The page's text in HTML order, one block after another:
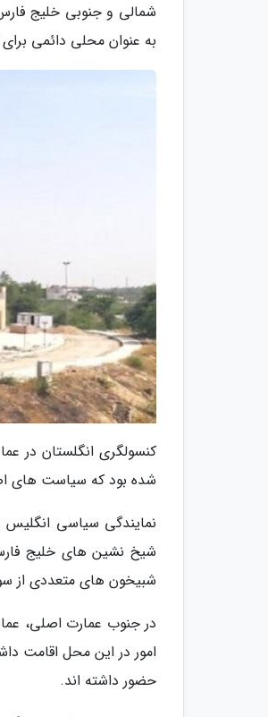
شمالی و جنوبی خلیج
به عنوان محلی دائمی
کنسولگری انگلستان در
شده بود که سیاست های
نمایندگی سیاسی انگلیس
شیخ نشین های خلیج
شبیخون های متعددی از
در جنوب عمارت اصلی،
امور در این محل اقامت
حضور داشته اند.